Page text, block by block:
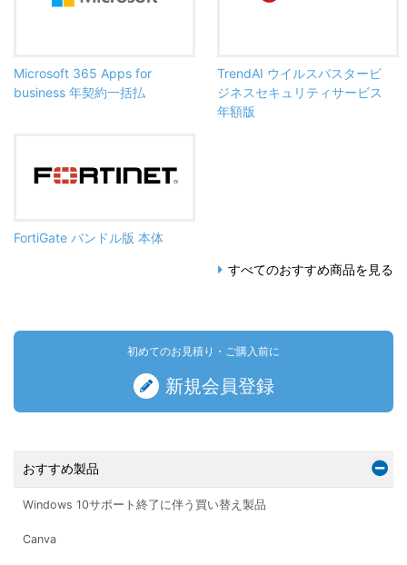
Microsoft 365 Apps for
business 年契約一括払
TrendAI ウイルスバスタービ
ジネスセキュリティサービス
年額版
FortiGate バンドル版 本体
すべてのおすすめ商品を見る
初めてのお見積り・ご購入前に
新規会員登録
おすすめ製品
Windows 10サポート終了に伴う買い替え製品
Canva